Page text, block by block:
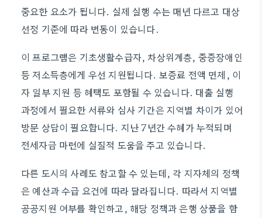
중요한 요소가 됩니다. 실제 실행 수는 매년 다르고 대상
선정 기준에 따라 변동이 있습니다.
이 프로그램은 기초생활수급자, 차상위계층, 중증장애인
등 저소득층에게 우선 지원됩니다. 보증료 전액 면제, 이
자 일부 지원 등 혜택도 포함될 수 있습니다. 대출 실행
과정에서 필요한 서류와 심사 기간은 지역별 차이가 있어
방문 상담이 필요합니다. 지난 7년간 수혜가 누적되며
전세자금 마련에 실질적 도움을 주고 있습니다.
다른 도시의 사례도 참고할 수 있는데, 각 지자체의 정책
은 예산과 수급 요건에 따라 달라집니다. 따라서 지역별
공공지원 여부를 확인하고, 해당 정책과 은행 상품을 함